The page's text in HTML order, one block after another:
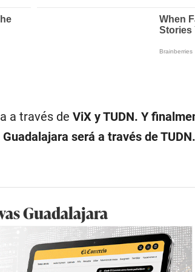
a través deViX y TUDN. Y
será a través de TUDN.
Guadalajara